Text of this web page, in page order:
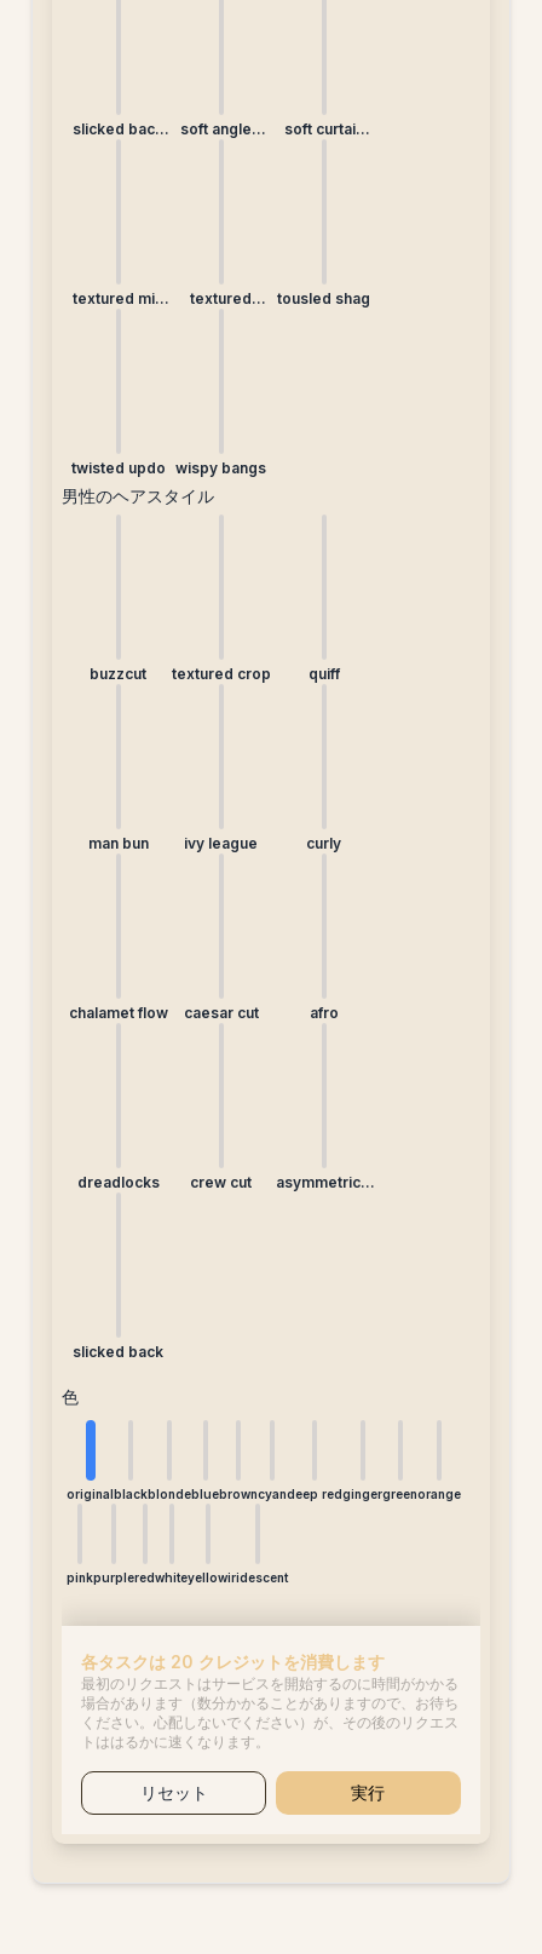
slicked back
soft angled
soft curtain
textured mid
textured
tousled shag
twisted updo wispy bangs
男性のヘアスタイル
buzzcut textured crop quiff
man bun ivy league curly
chalamet flow caesar cut afro
dreadlocks crew cut
asymmetrical
slicked back
色
originalblackblondebluebrowncyandeep redgingergreenorange
pinkpurpleredwhiteyellowiridescent
各タスクは 20 クレジットを消費します
最初のリクエストはサービスを開始するのに時間がかかる
場合があります（数分かかることがありますので、お待ち
ください。心配しないでください）が、その後のリクエス
トははるかに速くなります。
リセット 実行